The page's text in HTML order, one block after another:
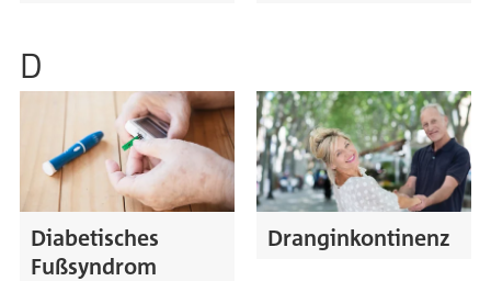
D
Diabetisches
Fußsyndrom
Dranginkontinenz